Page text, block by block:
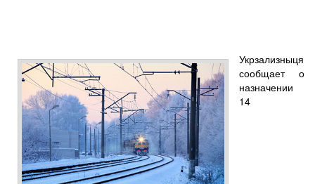
Укрзализныця
сообщает о
назначении
14